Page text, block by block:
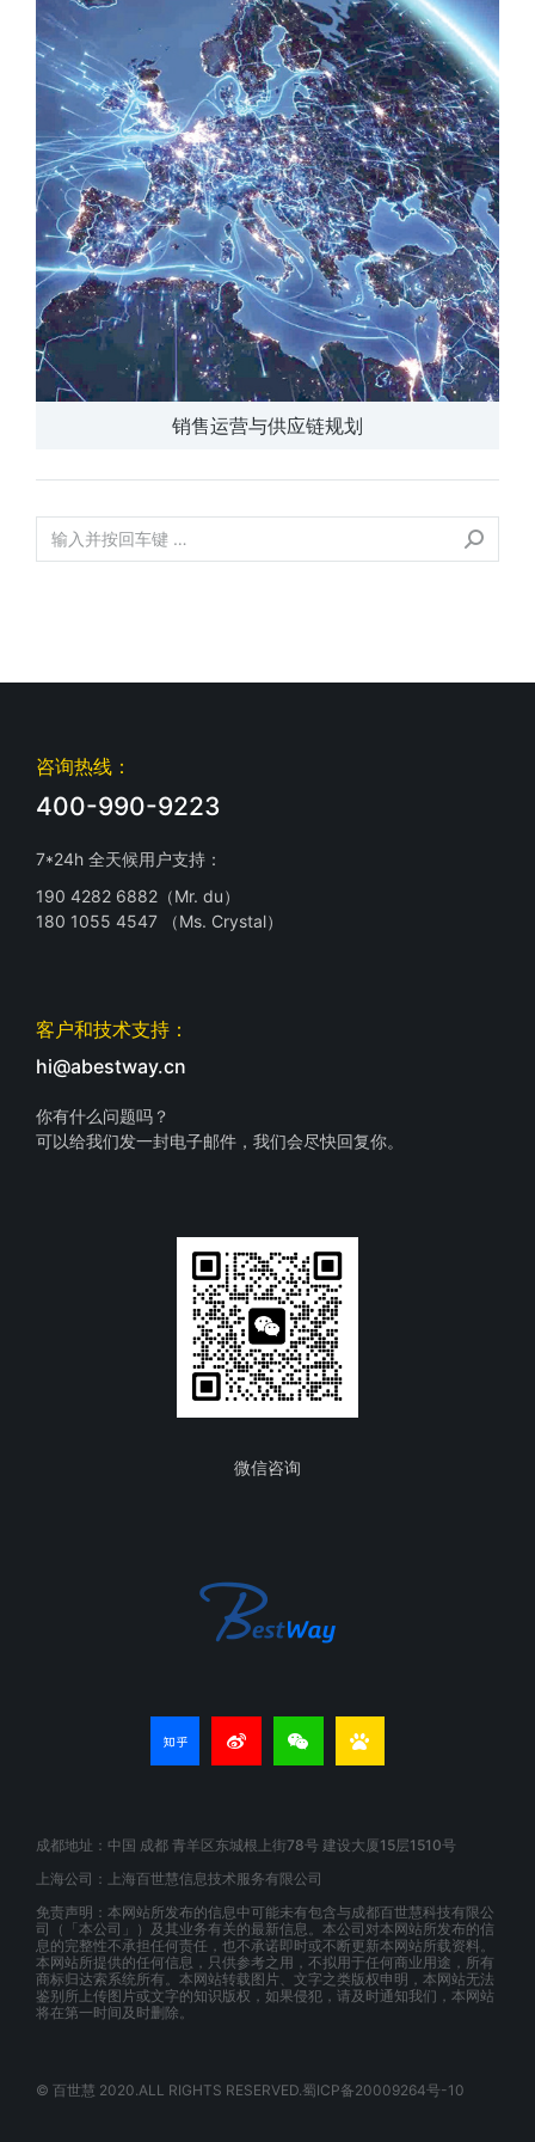
销售运营与供应链规划
咨询热线：
400-990-9223
7*24h 全天候用户支持：
190 4282 6882（Mr. du）
180 1055 4547 （Ms. Crystal）
客户和技术支持：
hi@abestway.cn
你有什么问题吗？
可以给我们发一封电子邮件，我们会尽快回复你。
微信咨询
成都地址：中国 成都 青羊区东城根上街78号 建设大厦15层1510号
上海公司：上海百世慧信息技术服务有限公司
免责声明：本网站所发布的信息中可能未有包含与成都百世慧科技有限公
司（「本公司」）及其业务有关的最新信息。本公司对本网站所发布的信
息的完整性不承担任何责任，也不承诺即时或不断更新本网站所载资料。
本网站所提供的任何信息，只供参考之用，不拟用于任何商业用途，所有
商标归达索系统所有。本网站转载图片、文字之类版权申明，本网站无法
鉴别所上传图片或文字的知识版权，如果侵犯，请及时通知我们，本网站
将在第一时间及时删除。
© 百世慧 2020.ALL RIGHTS RESERVED.蜀ICP备20009264号-10